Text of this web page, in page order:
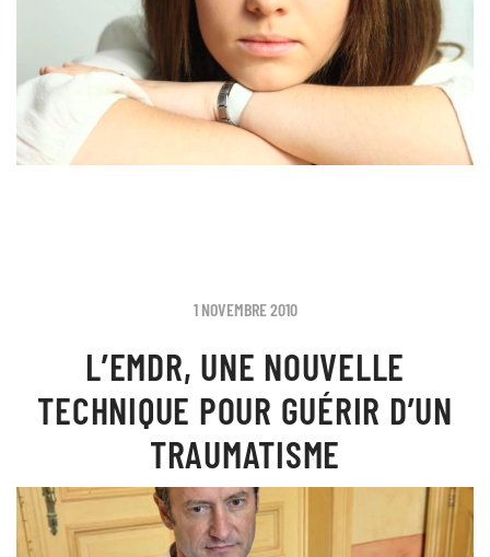
1 NOVEMBRE 2010
L’EMDR, UNE NOUVELLE
TECHNIQUE POUR GUÉRIR D’UN
TRAUMATISME